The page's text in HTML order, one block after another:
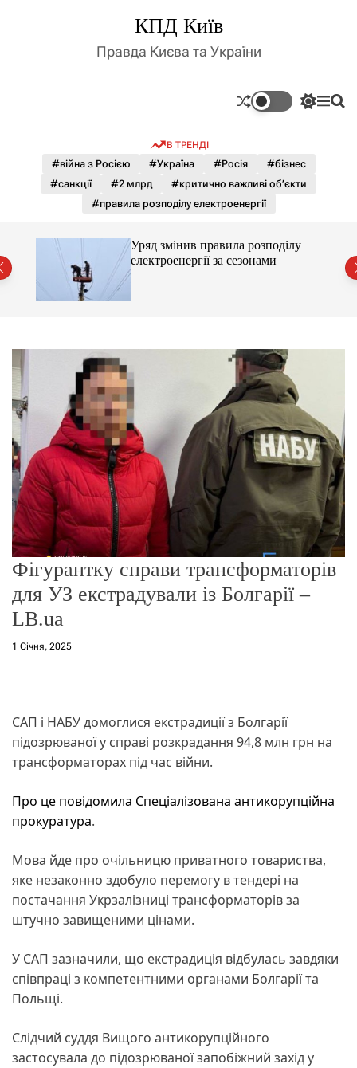
д
у
КПД Київ
Правда Києва та України
П
м
к
о
л
г
о
р
е
ж
м
у
М П
В ТРЕНДІ
#війна з Росією #Україна #Росія
#бізнес
#санкції
#2 млрд
#критично важливі об’єкти
#правила розподілу електроенергії
Уряд змінив правила розподілу
електроенергії за сезонами
Фігурантку справи трансформаторів
для УЗ екстрадували із Болгарії –
LB.ua
1 Січня, 2025
САП і НАБУ домоглися екстрадиції з Болгарії
підозрюваної у справі розкрадання 94,8 млн грн на
трансформаторах під час війни.
Про це повідомила Спеціалізована антикорупційна
прокуратура.
Мова йде про очільницю приватного товариства,
яке незаконно здобуло перемогу в тендері на
постачання Укрзалізниці трансформаторів за
штучно завищеними цінами.
У САП зазначили, що екстрадиція відбулась завдяки
співпраці з компетентними органами Болгарії та
Польщі.
Слідчий суддя Вищого антикорупційного
застосувала до підозрюваної запобіжний захід у